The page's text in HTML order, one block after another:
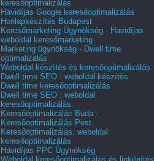
keresőoptimalizálás
Havidíjas Google keresőoptimalizálás
Honlapkészítés Budapest
Keresőmarketing Ügynökség - Havidíjas
weboldal keresőmarketing
Marketing ügynökség - Dwell time
optimalizálás
Weboldal készítés és keresőoptimalizálás
Dwell time SEO : weboldal készítés
Dwell time keresőoptimalizálás
Dwell time SEO : weboldal
keresőoptimalizálás
Keresőoptimalizálás Buda -
Keresőoptimalizálás Pest
Keresőoptimalizálás, weboldal
keresőoptimalizálás
Havidíjas PPC Ügynökség
Weboldal keresőoptimalizálás és linképítés